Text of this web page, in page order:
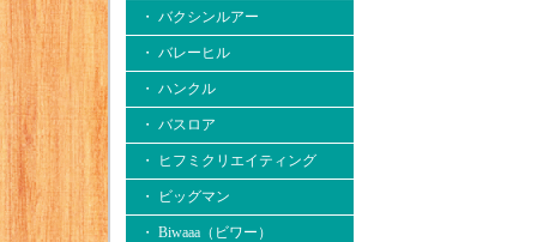
・ バクシンルアー
・ バレーヒル
・ ハンクル
・ バスロア
・ ヒフミクリエイティング
・ ビッグマン
・ Biwaaa（ビワー）